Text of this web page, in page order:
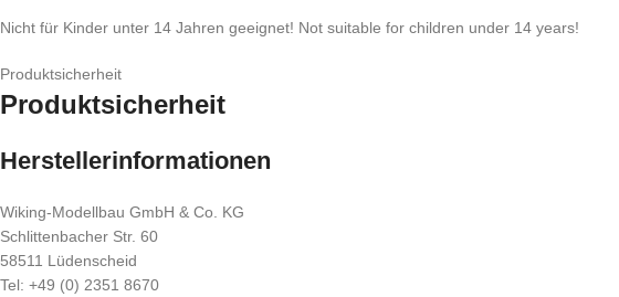
Nicht für Kinder unter 14 Jahren geeignet! Not suitable for children under 14 years!
Produktsicherheit
Produktsicherheit
Herstellerinformationen
Wiking-Modellbau GmbH & Co. KG
Schlittenbacher Str. 60
58511 Lüdenscheid
Tel: +49 (0) 2351 8670